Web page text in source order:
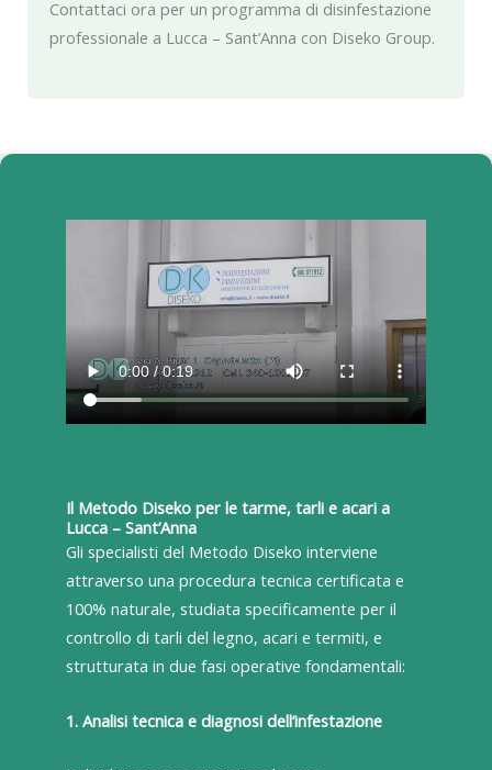
Contattaci ora per un programma di disinfestazione
professionale a Lucca – Sant’Anna con Diseko Group.
Il Metodo Diseko per le tarme, tarli e acari a
Lucca – Sant’Anna
Gli specialisti del Metodo Diseko interviene
attraverso una procedura tecnica certificata e
100% naturale, studiata specificamente per il
controllo di tarli del legno, acari e termiti, e
strutturata in due fasi operative fondamentali:
1. Analisi tecnica e diagnosi dell’infestazione